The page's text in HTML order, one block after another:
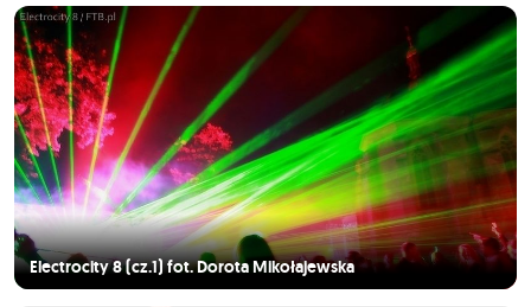
Electrocity 8 (cz.1) fot. Dorota Mikołajewska